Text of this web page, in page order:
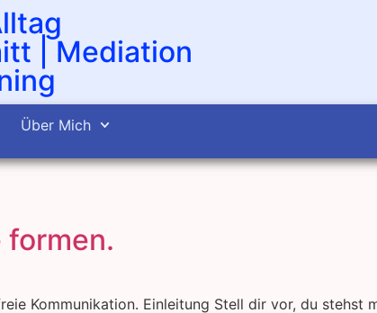
| Mediation
Über Mich
formen.
Kommunikation. Einleitung Stell dir vor, du stehst